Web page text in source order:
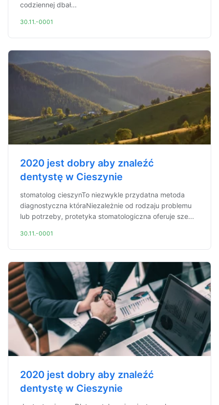
codziennej dbał...
30.11.-0001
2020 jest dobry aby znaleźć
dentystę w Cieszynie
stomatolog cieszynTo niezwykle przydatna metoda
diagnostyczna któraNiezależnie od rodzaju problemu
lub potrzeby, protetyka stomatologiczna oferuje sze...
30.11.-0001
2020 jest dobry aby znaleźć
dentystę w Cieszynie